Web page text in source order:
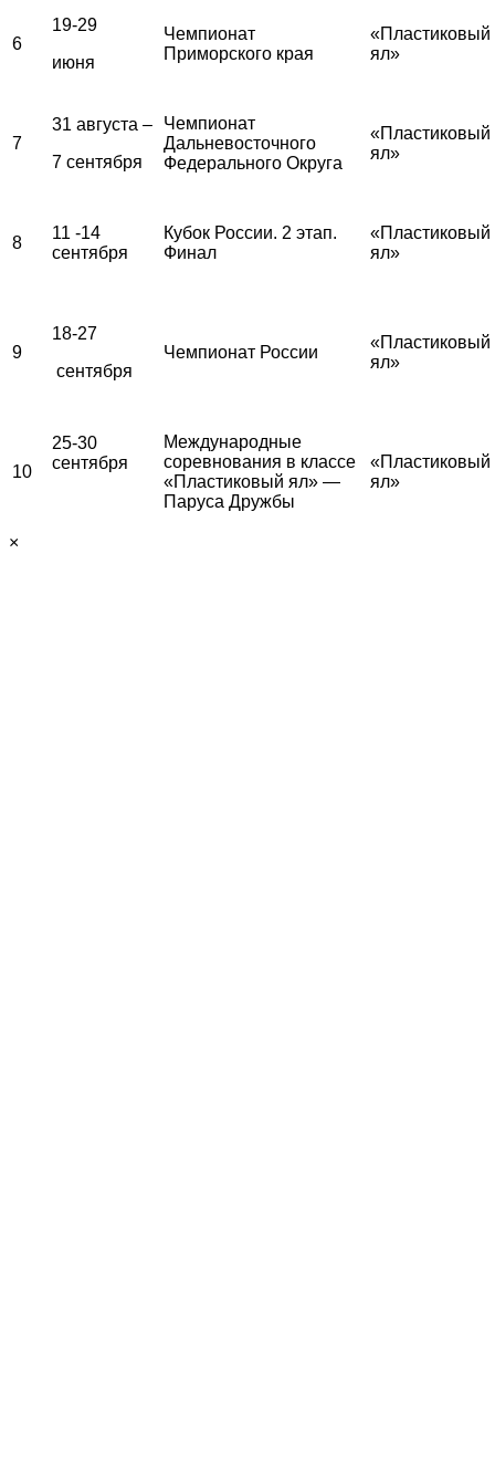
6
19-29
июня
Чемпионат
Приморского края
«Пластиковый
ял»
7
31 августа –
7 сентября
Чемпионат
Дальневосточного
Федерального Округа
«Пластиковый
ял»
8
11 -14
сентября
Кубок России. 2 этап.
Финал
«Пластиковый
ял»
9
18-27
сентября
Чемпионат России
«Пластиковый
ял»
10
25-30
сентября
Международные
соревнования в классе
«Пластиковый ял» —
Паруса Дружбы
«Пластиковый
ял»
×